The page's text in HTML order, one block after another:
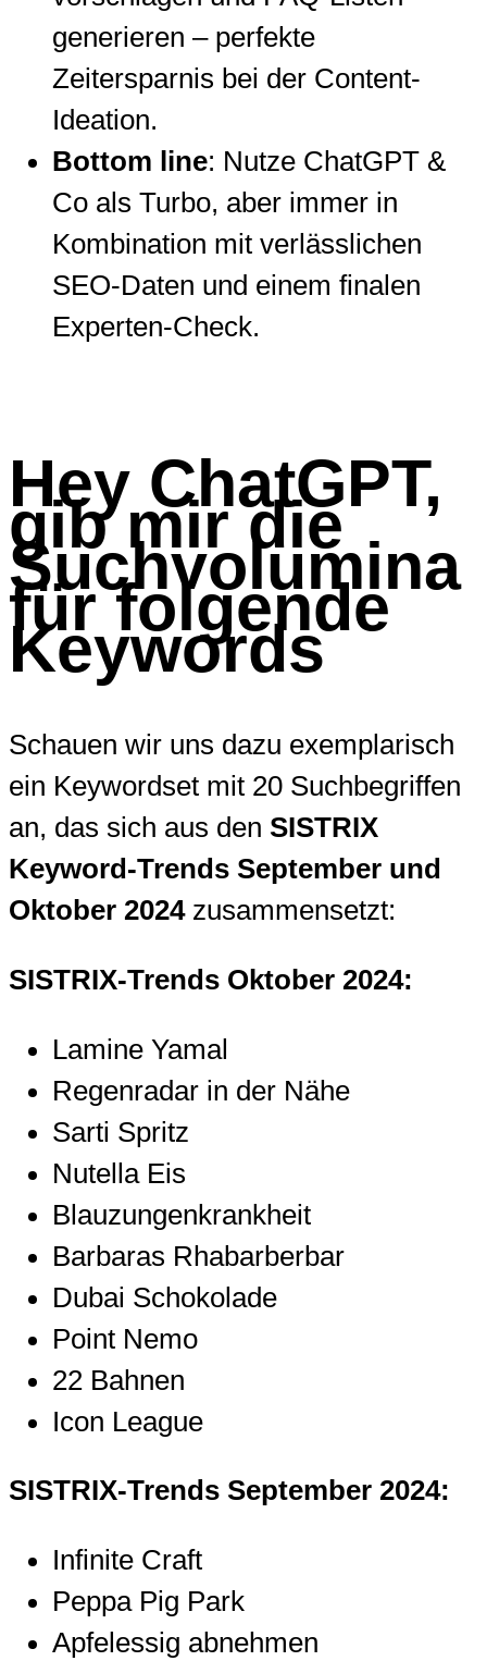
generieren – perfekte
Zeitersparnis bei der Content-
Ideation.
Bottom line: Nutze ChatGPT &
Co als Turbo, aber immer in
Kombination mit verlässlichen
SEO-Daten und einem finalen
Experten-Check.
Hey ChatGPT,
gib mir die
Suchvolumina
für folgende
Keywords
Schauen wir uns dazu exemplarisch
ein Keywordset mit 20 Suchbegriffen
an, das sich aus den SISTRIX
Keyword-Trends September und
Oktober 2024zusammensetzt:
SISTRIX-Trends Oktober 2024:
Lamine Yamal
Regenradar in der Nähe
Sarti Spritz
Nutella Eis
Blauzungenkrankheit
Barbaras Rhabarberbar
Dubai Schokolade
Point Nemo
22 Bahnen
Icon League
SISTRIX-Trends September 2024:
Infinite Craft
Peppa Pig Park
Apfelessig abnehmen